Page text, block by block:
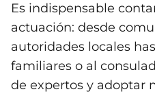
Es indispensable
actuación: desde
autoridades locales
familiares o al
de expertos y adoptar